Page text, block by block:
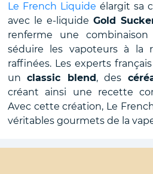
Le French Liquide élargit sa
avec le e-liquide Gold
renferme une
séduire les vapoteurs à la
raffinées. Les experts
unclassic blend, des
créant ainsi une recette
Avec cette création, Le
véritables gourmets de la